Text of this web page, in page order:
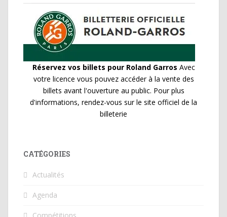
Réservez vos billets pour Roland Garros Avec
votre licence vous pouvez accéder à la vente des
billets avant l'ouverture au public. Pour plus
d'informations, rendez-vous sur le site officiel de la
billeterie
CATÉGORIES
Actualités
Agenda